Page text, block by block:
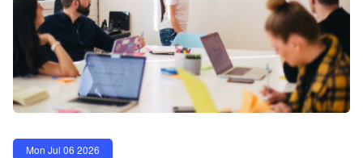
Mon Jul 06 2026